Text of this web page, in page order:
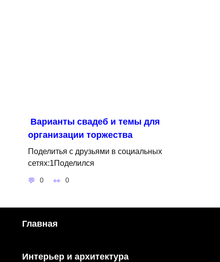
Варианты свадеб и темы для
организации торжества
Поделитья с друзьями в социальных
сетях:1Поделился
0 0
Главная
Интерьер и архитектура